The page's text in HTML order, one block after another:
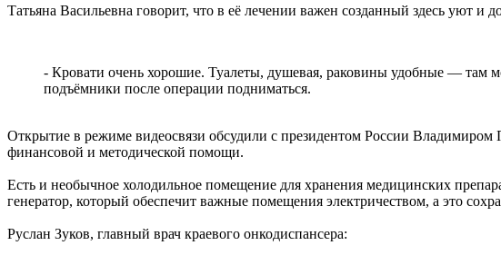
Татьяна Васильевна говорит, что в её лечении важен созданный здесь уют и
- Кровати очень хорошие. Туалеты, душевая, раковины удобные — там
подъёмники после операции подниматься.
Открытие в режиме видеосвязи обсудили с президентом России Владимиром
финансовой и методической помощи.
Есть и необычное холодильное помещение для хранения медицинских
генератор, который обеспечит важные помещения электричеством, а это
Руслан Зуков, главный врач краевого онкодиспансера: